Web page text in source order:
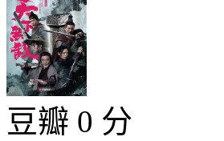
豆瓣 0 分